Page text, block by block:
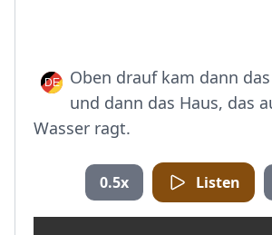
Oben drauf kam dann
und dann das Haus, das
Wasser ragt.
0.5x Listen